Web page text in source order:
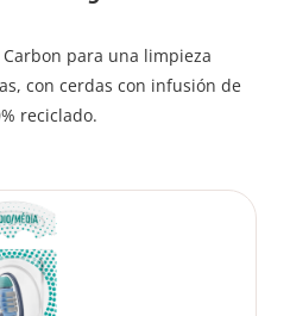
para una limpieza
con cerdas con infusión de
reciclado.